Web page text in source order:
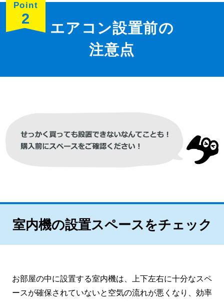
Point
2
エアコン設置前の
注意点
室内機の設置スペースをチェック
お部屋の中に設置する室内機は、上下左右に十分なスペ
ースが確保されていないと空気の流れが悪くなり、効率